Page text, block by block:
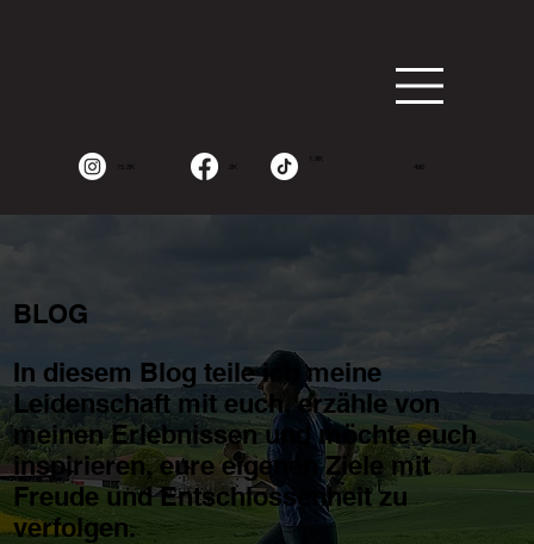
15.2K 2K
1.9K
490
BLOG
In diesem Blog teile ich meine
Leidenschaft mit euch, erzähle von
meinen Erlebnissen und möchte euch
inspirieren, eure eigenen Ziele mit
Freude und Entschlossenheit zu
verfolgen.